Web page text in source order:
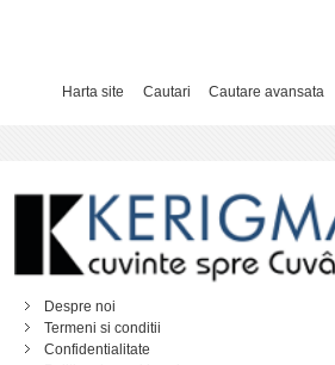
Harta site Cautari Cautare avansata
Despre noi
Termeni si conditii
Confidentialitate